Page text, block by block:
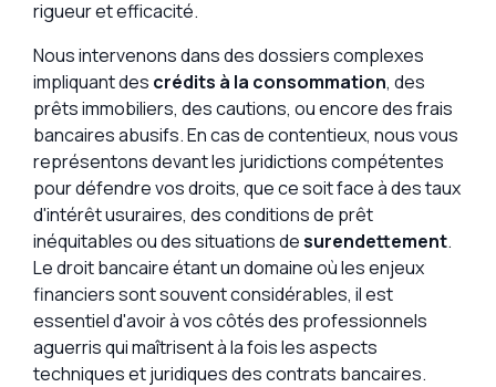
rigueur et efficacité.
Nous intervenons dans des dossiers complexes
impliquant des crédits à la consommation, des
prêts immobiliers, des cautions, ou encore des frais
bancaires abusifs. En cas de contentieux, nous vous
représentons devant les juridictions compétentes
pour défendre vos droits, que ce soit face à des taux
d'intérêt usuraires, des conditions de prêt
inéquitables ou des situations desurendettement.
Le droit bancaire étant un domaine où les enjeux
financiers sont souvent considérables, il est
essentiel d'avoir à vos côtés des professionnels
aguerris qui maîtrisent à la fois les aspects
techniques et juridiques des contrats bancaires.